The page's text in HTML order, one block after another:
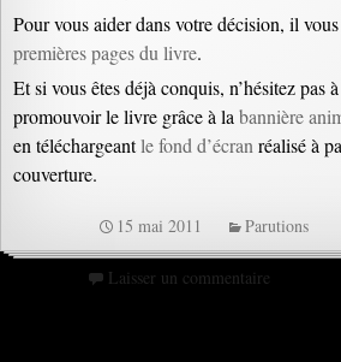
Pour vous aider dans votre décision, il
premières pages du livre.
Et si vous êtes déjà conquis, n’hésitez pas
promouvoir le livre grâce à la bannière
en téléchargeantle fond d’écran réalisé à
couverture.
15 mai 2011 Parutions
Laisser un commentaire